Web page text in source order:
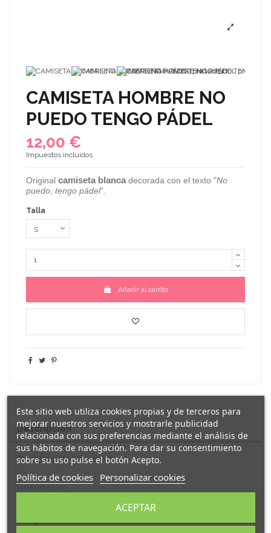
CAMISETA HOMBRE NO
PUEDO TENGO PÁDEL
12,00 €
Impuestos incluidos
Original camiseta blanca decorada con el texto "No
puedo, tengo pádel".
Talla
Añadir al carrito
Descripción
Detalles del producto
Reseñas(0)
Este sitio web utiliza cookies propias y de terceros para
mejorar nuestros servicios y mostrarle publicidad
relacionada con sus preferencias mediante el análisis de
sus hábitos de navegación. Para dar su consentimiento
sobre su uso pulse el botón Acepto.
Política de cookies Personalizar cookies
ACEPTAR